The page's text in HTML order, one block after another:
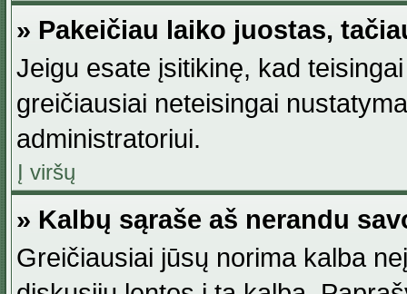
» Pakeičiau laiko juostas,
Jeigu esate įsitikinę, kad
greičiausiai neteisingai
administratoriui.
Į viršų
» Kalbų sąraše aš nerandu
Greičiausiai jūsų norima kalba